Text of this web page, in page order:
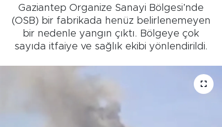
Gaziantep Organize Sanayi Bölgesi’nde
(OSB) bir fabrikada henüz belirlenemeyen
bir nedenle yangın çıktı. Bölgeye çok
sayıda itfaiye ve sağlık ekibi yönlendirildi.